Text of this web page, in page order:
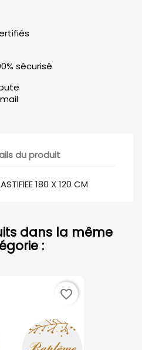
sécurisé
du produit
180 X 120 CM
dans la même
:
favorite_border